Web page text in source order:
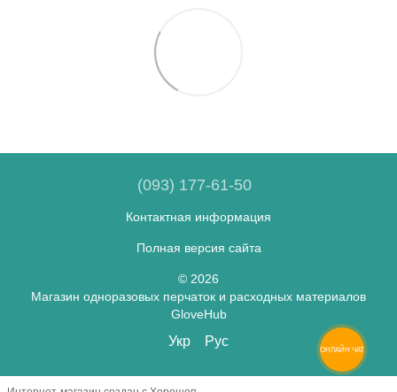
(093) 177-61-50
Контактная информация
Полная версия сайта
© 2026
Магазин одноразовых перчаток и расходных материалов
GloveHub
Укр Рус
ОНЛАЙН ЧАТ